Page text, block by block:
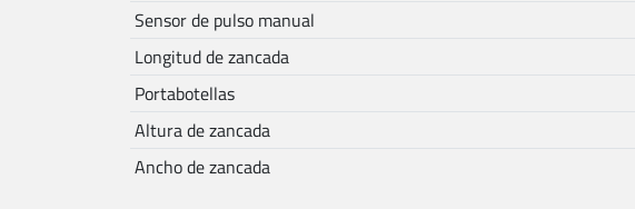
Sensor de pulso manual
Longitud de zancada
Portabotellas
Altura de zancada
Ancho de zancada